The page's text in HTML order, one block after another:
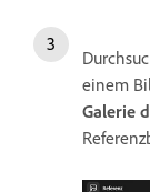
einem
Galerie